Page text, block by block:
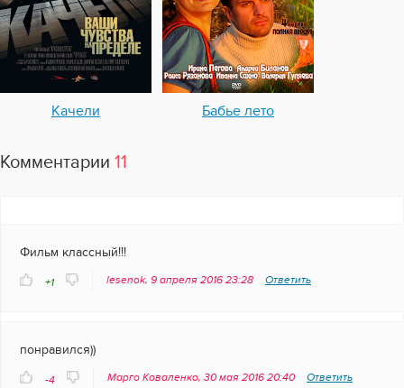
Качели Бабье лето
Комментарии 11
Фильм классный!!!
+1 lesenok, 9 апреля 2016 23:28 Ответить
понравился))
-4 Марго Коваленко, 30 мая 2016 20:40 Ответить